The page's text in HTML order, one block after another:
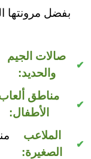
بفضل مرونتها
صالات الجيم
والحديد:
مناطق
الأطفال:
الملاعب
الصغيرة: